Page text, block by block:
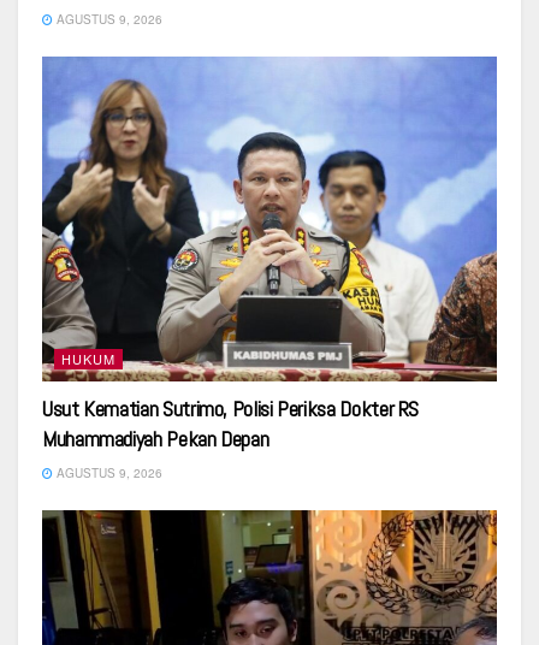
AGUSTUS 9, 2026
HUKUM
Usut Kematian Sutrimo, Polisi Periksa Dokter RS
Muhammadiyah Pekan Depan
AGUSTUS 9, 2026